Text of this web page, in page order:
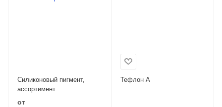
Силиконовый пигмент,
ассортимент
от
Тефлон А